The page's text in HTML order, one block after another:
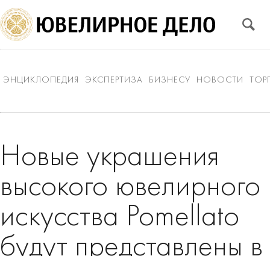
ЭНЦИКЛОПЕДИЯ ЭКСПЕРТИЗА БИЗНЕСУ НОВОСТИ
Новые украшения
высокого ювелирного
искусства Pomellato
будут представлены в